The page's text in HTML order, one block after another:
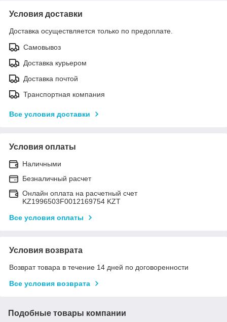
Условия доставки
Доставка осуществляется только по предоплате.
Самовывоз
Доставка курьером
Доставка почтой
Транспортная компания
Все условия доставки
Условия оплаты
Наличными
Безналичный расчет
Онлайн оплата на расчетный счет
KZ1996503F0012169754 KZT
Все условия оплаты
Условия возврата
Возврат товара в течение 14 дней по договоренности
Все условия возврата
Подобные товары компании